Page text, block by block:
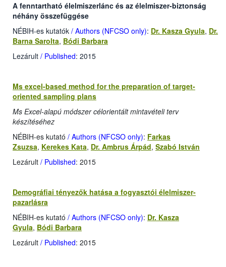
A fenntartható élelmiszerlánc és az élelmiszer-biztonság
néhány összefüggése
NÉBIH-es kutatók / Authors (NFCSO only): Dr. Kasza Gyula, Dr.
Barna Sarolta, Bódi Barbara
Lezárult / Published: 2015
Ms excel-based method for the preparation of target-
oriented sampling plans
Ms Excel-alapú módszer célorientált mintavételi terv
készítéséhez
NÉBIH-es kutató / Authors (NFCSO only): Farkas
Zsuzsa, Kerekes Kata, Dr. Ambrus Árpád, Szabó István
Lezárult / Published: 2015
Demográfiai tényezők hatása a fogyasztói élelmiszer-
pazarlásra
NÉBIH-es kutató / Authors (NFCSO only): Dr. Kasza
Gyula, Bódi Barbara
Lezárult / Published: 2015